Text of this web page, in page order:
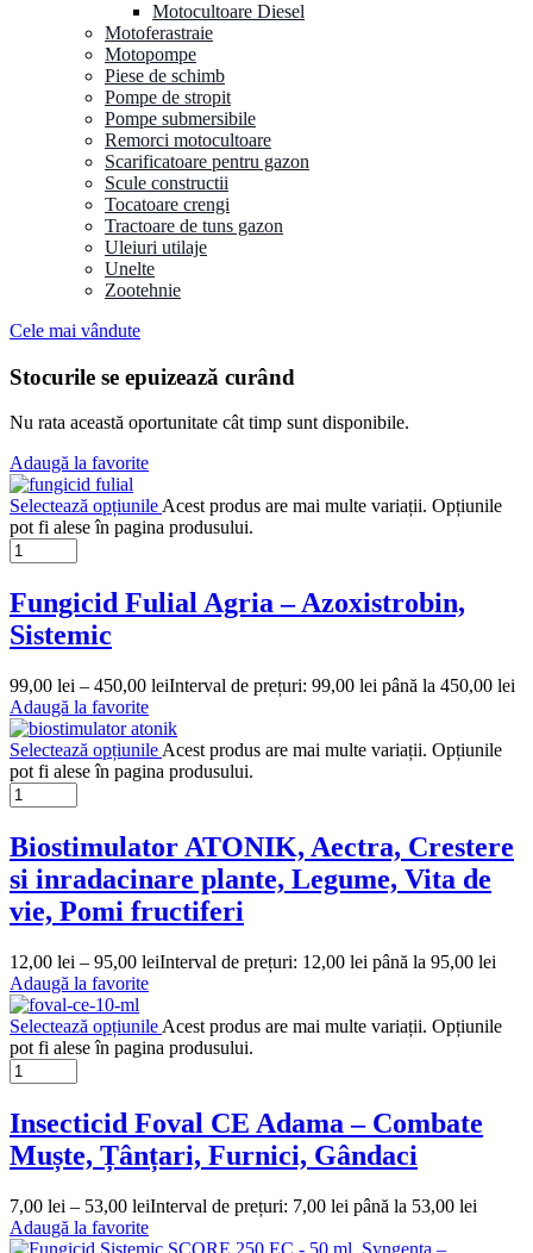
Motocultoare Diesel
Motoferastraie
Motopompe
Piese de schimb
Pompe de stropit
Pompe submersibile
Remorci motocultoare
Scarificatoare pentru gazon
Scule constructii
Tocatoare crengi
Tractoare de tuns gazon
Uleiuri utilaje
Unelte
Zootehnie
Cele mai vândute
Stocurile se epuizează curând
Nu rata această oportunitate cât timp sunt disponibile.
Adaugă la favorite
Selectează opțiunile Acest produs are mai multe variații. Opțiunile
pot fi alese în pagina produsului.
Fungicid Fulial Agria – Azoxistrobin,
Sistemic
99,00 lei – 450,00 leiInterval de prețuri: 99,00 lei până la 450,00 lei
Adaugă la favorite
Selectează opțiunile Acest produs are mai multe variații. Opțiunile
pot fi alese în pagina produsului.
Biostimulator ATONIK, Aectra, Crestere
si inradacinare plante, Legume, Vita de
vie, Pomi fructiferi
12,00 lei – 95,00 leiInterval de prețuri: 12,00 lei până la 95,00 lei
Adaugă la favorite
Selectează opțiunile Acest produs are mai multe variații. Opțiunile
pot fi alese în pagina produsului.
Insecticid Foval CE Adama – Combate
Muște, Țânțari, Furnici, Gândaci
7,00 lei – 53,00 leiInterval de prețuri: 7,00 lei până la 53,00 lei
Adaugă la favorite